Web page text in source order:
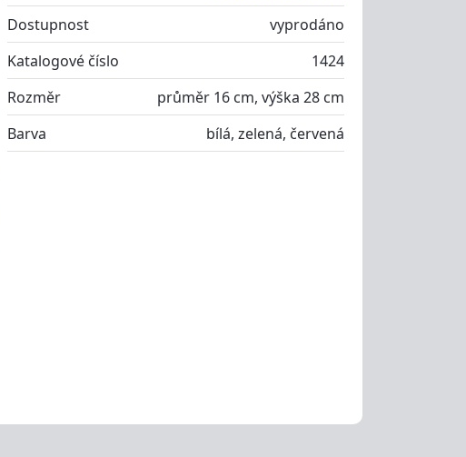
Dostupnost
vyprodáno
Katalogové číslo
1424
Rozměr
průměr 16 cm, výška 28 cm
Barva
bílá, zelená, červená